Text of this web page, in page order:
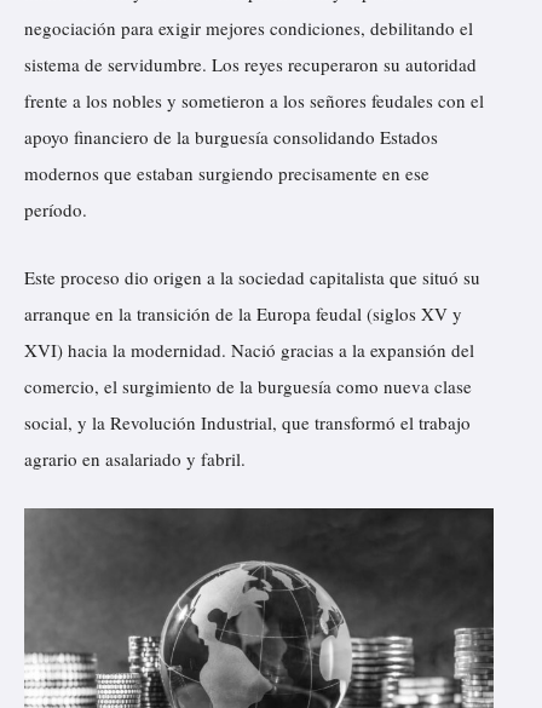
negociación para exigir mejores condiciones, debilitando el
sistema de servidumbre. Los reyes recuperaron su autoridad
frente a los nobles y sometieron a los señores feudales con el
apoyo financiero de la burguesía consolidando Estados
modernos que estaban surgiendo precisamente en ese
período.
Este proceso dio origen a la sociedad capitalista que situó su
arranque en la transición de la Europa feudal (siglos XV y
XVI) hacia la modernidad. Nació gracias a la expansión del
comercio, el surgimiento de la burguesía como nueva clase
social, y la Revolución Industrial, que transformó el trabajo
agrario en asalariado y fabril.